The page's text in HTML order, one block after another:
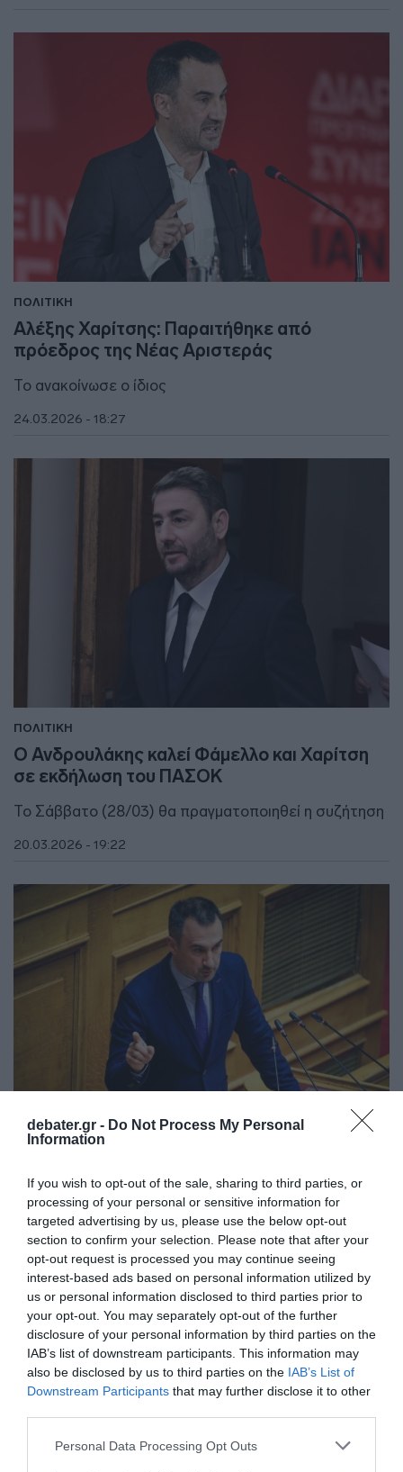
debater.gr - Do Not Process My Personal
Information
If you wish to opt-out of the sale, sharing to third parties, or
processing of your personal or sensitive information for
targeted advertising by us, please use the below opt-out
section to confirm your selection. Please note that after your
opt-out request is processed you may continue seeing
interest-based ads based on personal information utilized by
us or personal information disclosed to third parties prior to
your opt-out. You may separately opt-out of the further
disclosure of your personal information by third parties on the
IAB’s list of downstream participants. This information may
also be disclosed by us to third parties on the IAB’s List of
Downstream Participants that may further disclose it to other
Please note that this website/app uses one or more Google
Personal Data Processing Opt Outs
ΠΟΛΙΤΙΚΗ
Αλέξης Χαρίτσης: Παραιτήθηκε από
πρόεδρος της Νέας Αριστεράς
Το ανακοίνωσε ο ίδιος
24.03.2026 - 18:27
ΠΟΛΙΤΙΚΗ
Ο Ανδρουλάκης καλεί Φάμελλο και Χαρίτση
σε εκδήλωση του ΠΑΣΟΚ
Το Σάββατο (28/03) θα πραγματοποιηθεί η συζήτηση
20.03.2026 - 19:22
Νέα Αριστερά: Αποχωρεί ο Αλέξης Χαρίτσης
από πρόεδρος – Σύσκεψη για το μέλλον της
παράταξης
Θα παραμείνει βουλευτής του κόμματος σύμφωνα με
πληροφορίες
20.03.2026 - 15:58